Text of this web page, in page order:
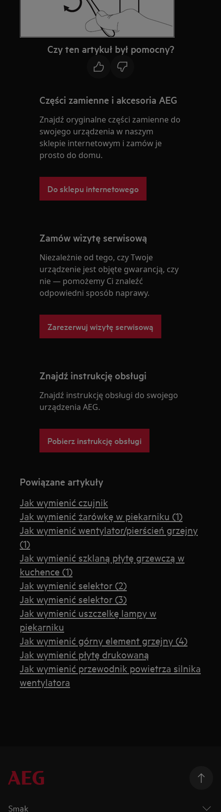
Czy ten artykuł był pomocny?
Części zamienne i akcesoria AEG
Znajdź oryginalne części zamienne do
swojego urządzenia w naszym
sklepie internetowym i zamów je
prosto do domu.
Do sklepu internetowego
Zamów wizytę serwisową
Niezależnie od tego, czy Twoje
urządzenie jest objęte gwarancją, czy
nie — pomożemy Ci znaleźć
odpowiedni sposób naprawy.
Zarezerwuj wizytę serwisową
Znajdź instrukcję obsługi
Znajdź instrukcję obsługi do swojego
urządzenia AEG.
Pobierz instrukcję obsługi
Powiązane artykuły
Jak wymienić czujnik
Jak wymienić żarówkę w piekarniku (1)
Jak wymienić wentylator/pierścień grzejny
(1)
Jak wymienić szklaną płytę grzewczą w
kuchence (1)
Jak wymienić selektor (2)
Jak wymienić selektor (3)
Jak wymienić uszczelkę lampy w
piekarniku
Jak wymienić górny element grzejny (4)
Jak wymienić płytę drukowaną
Jak wymienić przewodnik powietrza silnika
wentylatora
Smak